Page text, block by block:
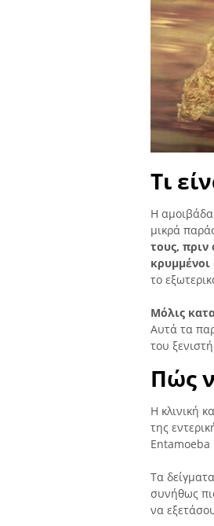
Τι
Η
μικρά
τους, πριν
κρυμμένοι
το
Μόλις
Αυτά τα
του
Πώς
Η κλινική
της
Entamoeba
Τα
συνήθως
να